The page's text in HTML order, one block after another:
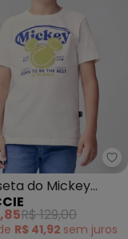
Infantil
do Mickey
R$ 129,00
R$ 41,92 sem juros